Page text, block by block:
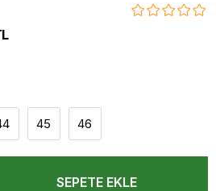
45 46